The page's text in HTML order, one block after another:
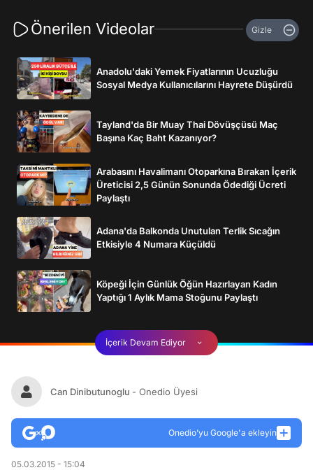
Önerilen Videolar Gizle
Anadolu'daki Yemek Fiyatlarının Ucuzluğu
Sosyal Medya Kullanıcılarını Hayrete Düşürdü
Tayland'da Bir Muay Thai Dövüşçüsü Maç
Başına Kaç Baht Kazanıyor?
Arabasını Havalimanı Otoparkına Bırakan İçerik
Üreticisi 2,5 Günün Sonunda Ödediği Ücreti
Paylaştı
Adana'da Balkonda Unutulan Terlik Sıcağın
Etkisiyle 4 Numara Küçüldü
Köpeği İçin Günlük Öğün Hazırlayan Kadın
Yaptığı 1 Aylık Mama Stoğunu Paylaştı
İçerik Devam Ediyor
Can Dinibutunoglu - Onedio Üyesi
Onedio’yu Google'a ekleyin
05.03.2015 - 15:04